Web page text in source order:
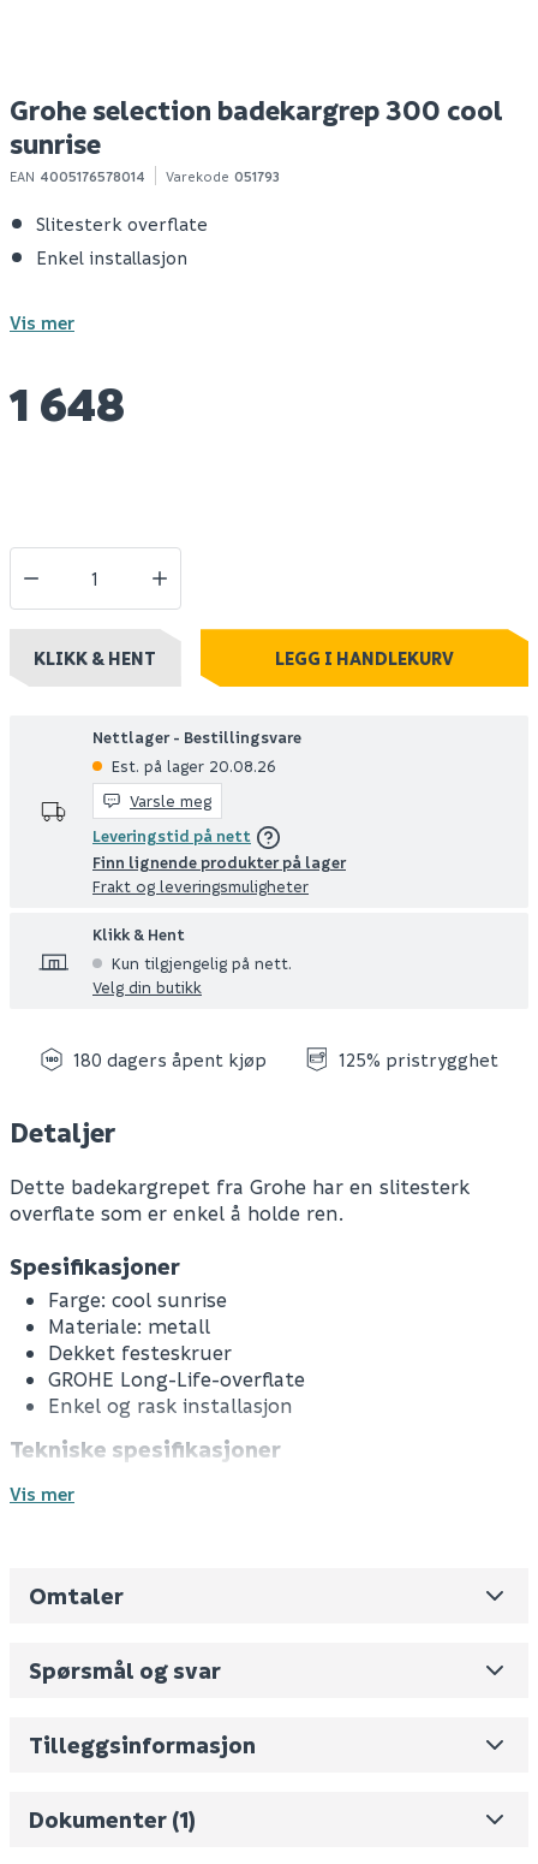
Grohe selection badekargrep 300 cool
sunrise
EAN 4005176578014 Varekode 051793
Slitesterk overflate
Enkel installasjon
Vis mer
1 648
KLIKK & HENT LEGG I HANDLEKURV
Nettlager - Bestillingsvare
Est. på lager 20.08.26
Varsle meg
Leveringstid på nett
Finn lignende produkter på lager
Frakt og leveringsmuligheter
Klikk & Hent
Kun tilgjengelig på nett.
Velg din butikk
180 dagers åpent kjøp 125% pristrygghet
Detaljer
Dette badekargrepet fra Grohe har en slitesterk
overflate som er enkel å holde ren.
Spesifikasjoner
Farge: cool sunrise
Materiale: metall
Dekket festeskruer
GROHE Long-Life-overflate
Enkel og rask installasjon
Tekniske spesifikasjoner
Funksjonell lengde: 300 mm
Vis mer
Omtaler
Spørsmål og svar
Tilleggsinformasjon
Leverandørens varenummer 41064GL0
Volum 3.306 (dm3 per salgsforpakning)
Dokumenter (1)
Bruksanvisning